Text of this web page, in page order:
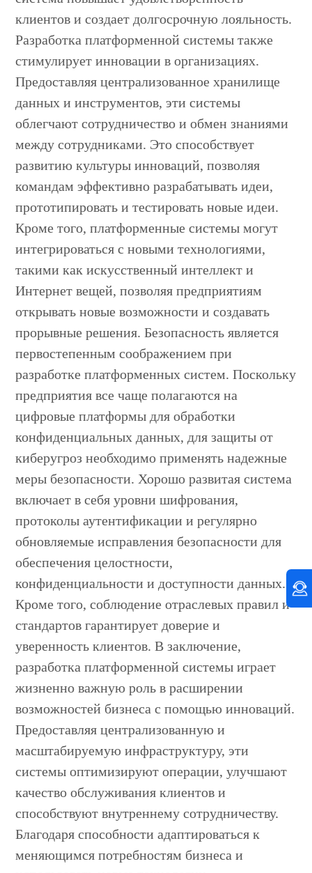
клиентов и создает долгосрочную лояльность.
Разработка платформенной системы также
стимулирует инновации в организациях.
Предоставляя централизованное хранилище
данных и инструментов, эти системы
облегчают сотрудничество и обмен знаниями
между сотрудниками. Это способствует
развитию культуры инноваций, позволяя
командам эффективно разрабатывать идеи,
прототипировать и тестировать новые идеи.
Кроме того, платформенные системы могут
интегрироваться с новыми технологиями,
такими как искусственный интеллект и
Интернет вещей, позволяя предприятиям
открывать новые возможности и создавать
прорывные решения. Безопасность является
первостепенным соображением при
разработке платформенных систем. Поскольку
предприятия все чаще полагаются на
цифровые платформы для обработки
конфиденциальных данных, для защиты от
киберугроз необходимо применять надежные
меры безопасности. Хорошо развитая система
включает в себя уровни шифрования,
протоколы аутентификации и регулярно
обновляемые исправления безопасности для
обеспечения целостности,
конфиденциальности и доступности данных.
Кроме того, соблюдение отраслевых правил и
стандартов гарантирует доверие и
уверенность клиентов. В заключение,
разработка платформенной системы играет
жизненно важную роль в расширении
возможностей бизнеса с помощью инноваций.
Предоставляя централизованную и
масштабируемую инфраструктуру, эти
системы оптимизируют операции, улучшают
качество обслуживания клиентов и
способствуют внутреннему сотрудничеству.
Благодаря способности адаптироваться к
меняющимся потребностям бизнеса и